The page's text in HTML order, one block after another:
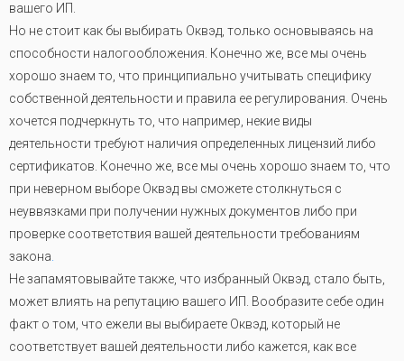
вашего ИП.
Но не стоит как бы выбирать Оквэд, только основываясь на
способности налогообложения. Конечно же, все мы очень
хорошо знаем то, что принципиально учитывать специфику
собственной деятельности и правила ее регулирования. Очень
хочется подчеркнуть то, что например, некие виды
деятельности требуют наличия определенных лицензий либо
сертификатов. Конечно же, все мы очень хорошо знаем то, что
при неверном выборе Оквэд вы сможете столкнуться с
неуввязками при получении нужных документов либо при
проверке соответствия вашей деятельности требованиям
закона
Не запамятовывайте также, что избранный Оквэд, стало быть,
может влиять на репутацию вашего ИП. Вообразите себе один
факт о том, что ежели вы выбираете Оквэд, который не
соответствует вашей деятельности либо кажется, как все